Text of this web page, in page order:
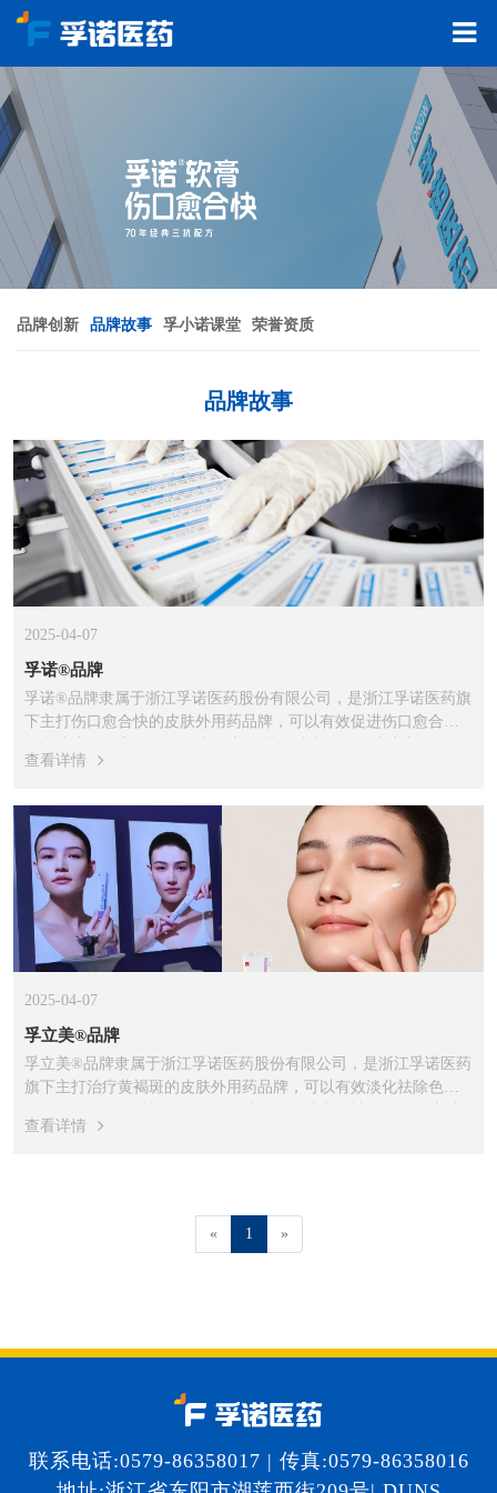
品牌创新 品牌故事 孚小诺课堂 荣誉资质
品牌故事
2025-04-07
孚诺®品牌
孚诺®品牌隶属于浙江孚诺医药股份有限公司，是浙江孚诺医药旗
下主打伤口愈合快的皮肤外用药品牌，可以有效促进伤口愈合，
额榜首，荣获“2022-2024年中国家庭常备药”上榜品牌。 1952年诞
北美家庭药箱的常备急救药品。2006年，孚诺医药推出中国的“三
抗生素软膏”——孚诺®-复方多黏菌素B软膏，凭借抗菌谱广，三
抗协同抗菌作用强，迅速止疼，并且能减少疤痕生产，无激素，
少耐药的优异性能已经累计在国内销售9000万支以上，多年来一
直是医院皮肤科抗菌药品销售量第一的产品。
查看详情
2025-04-07
孚立美®品牌
孚立美®品牌隶属于浙江孚诺医药股份有限公司，是浙江孚诺医药
旗下主打治疗黄褐斑的皮肤外用药品牌，可以有效淡化祛除色
品是我国首次上市的新一代祛除色斑的三联乳膏制剂，为国际公
查看详情
« 1 »
联系电话:0579-86358017 | 传真:0579-86358016